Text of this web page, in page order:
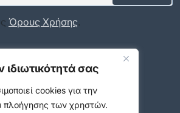
σας
cookies για την
πλοήγησης των χρηστών.
Όρους Χρήσης.